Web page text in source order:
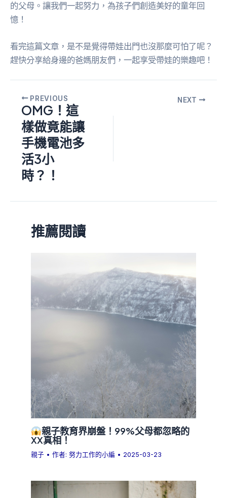
的父母。讓我們一起努力，為孩子們創造美好的童年回
憶！
看完這篇文章，是不是覺得帶娃出門也沒那麼可怕了呢？
趕快分享給身邊的爸媽朋友們，一起享受帶娃的樂趣吧！
PREVIOUS
OMG！這
樣做竟能讓
手機電池多
活3小
時？！
NEXT
推薦閱讀
親子教育界崩盤！99%父母都忽略的
XX真相！
親子 • 作者:努力工作的小編 • 2025-03-23